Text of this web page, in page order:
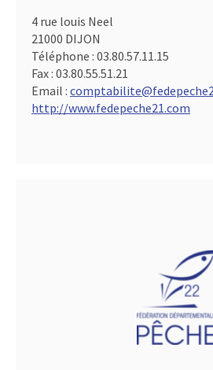
4 rue louis Neel
21000 DIJON
Téléphone : 03.80.57.11.15
Fax : 03.80.55.51.21
Email :
http://www.fedepeche21.com